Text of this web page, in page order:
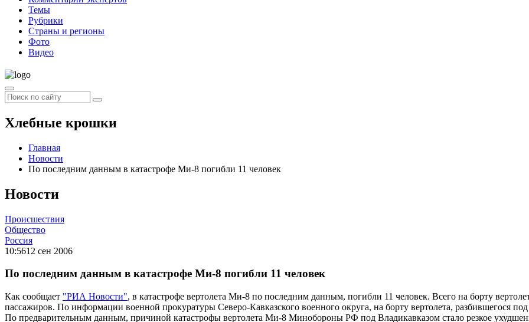
Темы
Рубрики
Страны и регионы
Фото
Видео
Хлебные крошки
Главная
Новости
По последним данным в катастрофе Ми-8 погибли 11 человек
Новости
Происшествия
Общество
Россия
10:5612 сен 2006
По последним данным в катастрофе Ми-8 погибли 11 человек
Как сообщает "РИА Новости", в катастрофе вертолета Ми-8 по последним данным, погибли 11 человек. Всего на борту
пассажиров. По информации военной прокуратуры Северо-Кавказского военного округа, на борту вертолета, разбившегося
По предварительным данным, причиной катастрофы вертолета Ми-8 Минобороны РФ под Владикавказом стало резкое